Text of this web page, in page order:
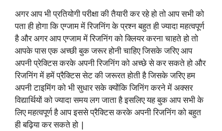
अगर आप भी प्रतियोगी परीक्षा की तैयारी कर रहे हो तो आप सभी को
पता ही होगा कि एग्जाम में रिजनिंग के प्रश्न बहुत ही ज्यादा महत्वपूर्ण
है और अगर आप एग्जाम में रिजनिंग को क्लियर करना चाहते हो तो
आपके पास एक अच्छी बुक जरूर होनी चाहिए जिसके जरिए आप
अपनी प्रेक्टिस करके अपनी रिजनिंग को अच्छे से कर सकते हो और
रिजनिंग में हमें प्रैक्टिस सेट की जरूरत होती है जिसके जरिए हम
अपनी टाइमिंग को भी सुधार सके क्योंकि जिनिंग करने में अक्सर
विद्यार्थियों को ज्यादा समय लग जाता है इसलिए यह बुक आप सभी के
लिए महत्वपूर्ण है आप इससे प्रैक्टिस करके अपनी रिजनिंग को बहुत
ही बढ़िया कर सकते हो |